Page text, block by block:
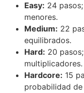
Easy: 24
menores.
Medium: 22
equilibrados.
Hard: 20
multiplicadores.
Hardcore: 15
probabilidad